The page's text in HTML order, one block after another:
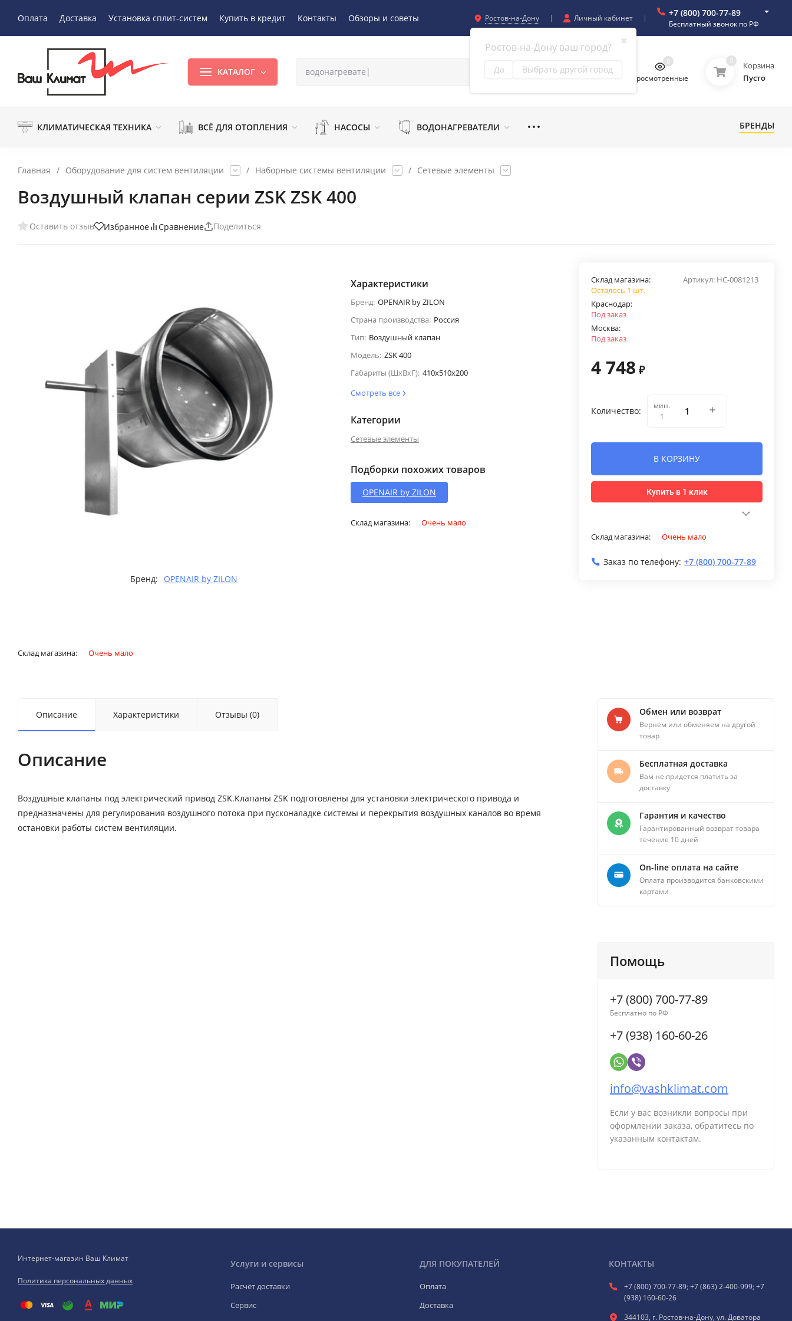
Оплата Доставка Установка сплит-систем Купить в кредит Контакты Обзоры и советы Ростов-на-Дону
✖
Ростов-на-Дону ваш город?
Да Выбрать другой город
Личный кабинет +7 (800) 700-77-89
Бесплатный звонок по РФ
КАТАЛОГ
Просмотренные
0 0
Корзина
Пусто
КЛИМАТИЧЕСКАЯ ТЕХНИКА ВСЁ ДЛЯ ОТОПЛЕНИЯ НАСОСЫ ВОДОНАГРЕВАТЕЛИ БРЕНДЫ
Главная / Оборудование для систем вентиляции / Наборные системы вентиляции / Сетевые элементы
Воздушный клапан серии ZSK ZSK 400
Оставить отзыв Избранное Сравнение Поделиться
Бренд: OPENAIR by ZILON
Характеристики
Бренд: OPENAIR by ZILON
Страна производства: Россия
Тип: Воздушный клапан
Модель: ZSK 400
Габариты (ШхВхГ): 410x510x200
Смотреть все
Категории
Сетевые элементы
Подборки похожих товаров
OPENAIR by ZILON
Склад магазина: Очень мало
Артикул: НС-0081213
Склад магазина:
Осталось 1 шт.
Краснодар:
Под заказ
Москва:
Под заказ
4 748 ₽
Количество:
мин.
1
В КОРЗИНУ
Купить в 1 клик
Склад магазина: Очень мало
Заказ по телефону: +7 (800) 700-77-89
Склад магазина: Очень мало
Описание Характеристики Отзывы (0)
Описание
Воздушные клапаны под электрический привод ZSK.Клапаны ZSK подготовлены для установки электрического привода и
предназначены для регулирования воздушного потока при пусконаладке системы и перекрытия воздушных каналов во время
остановки работы систем вентиляции.
Обмен или возврат
Вернем или обменяем на другой
товар
Бесплатная доставка
Вам не придется платить за
доставку
Гарантия и качество
Гарантированный возврат товара
течение 10 дней
On-line оплата на сайте
Оплата производится банковскими
картами
Помощь
+7 (800) 700-77-89
Бесплатно по РФ
+7 (938) 160-60-26
info@vashklimat.com
Если у вас возникли вопросы при
оформлении заказа, обратитесь по
указанным контактам.
Интернет-магазин Ваш Климат
Политика персональных данных
Услуги и сервисы
Расчёт доставки
Сервис
ДЛЯ ПОКУПАТЕЛЕЙ
Оплата
Доставка
КОНТАКТЫ
+7 (800) 700-77-89; +7 (863) 2-400-999; +7
(938) 160-60-26
344103, г. Ростов-на-Дону, ул. Доватора